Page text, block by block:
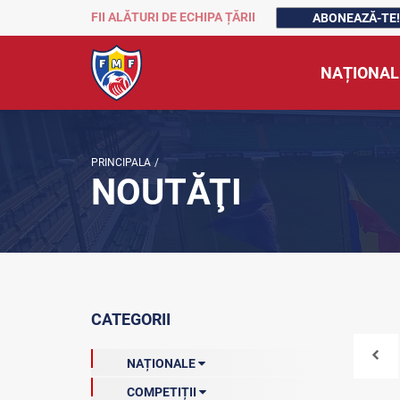
FII ALĂTURI DE ECHIPA ȚĂRII ABONEAZĂ-TE!
PRINCIPALA /
NOUTĂŢI
CATEGORII
NAȚIONALE
COMPETIȚII